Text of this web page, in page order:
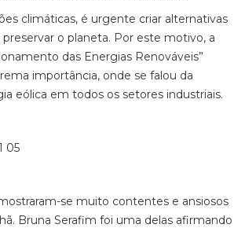
climáticas, é urgente criar alternativas
preservar o planeta. Por este motivo, a
das Energias Renováveis”
importância, onde se falou da
eólica em todos os setores industriais.
se muito contentes e ansiosos
Bruna Serafim foi uma delas afirmando